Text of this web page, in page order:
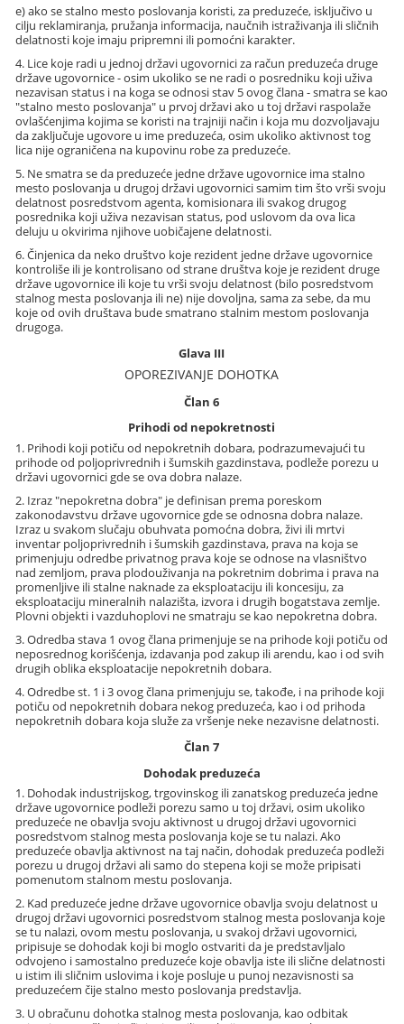
e) ako se stalno mesto poslovanja koristi, za preduzeće, isključivo u
cilju reklamiranja, pružanja informacija, naučnih istraživanja ili sličnih
delatnosti koje imaju pripremni ili pomoćni karakter.
4. Lice koje radi u jednoj državi ugovornici za račun preduzeća druge
države ugovornice - osim ukoliko se ne radi o posredniku koji uživa
nezavisan status i na koga se odnosi stav 5 ovog člana - smatra se kao
"stalno mesto poslovanja" u prvoj državi ako u toj državi raspolaže
ovlašćenjima kojima se koristi na trajniji način i koja mu dozvoljavaju
da zaključuje ugovore u ime preduzeća, osim ukoliko aktivnost tog
lica nije ograničena na kupovinu robe za preduzeće.
5. Ne smatra se da preduzeće jedne države ugovornice ima stalno
mesto poslovanja u drugoj državi ugovornici samim tim što vrši svoju
delatnost posredstvom agenta, komisionara ili svakog drugog
posrednika koji uživa nezavisan status, pod uslovom da ova lica
deluju u okvirima njihove uobičajene delatnosti.
6. Činjenica da neko društvo koje rezident jedne države ugovornice
kontroliše ili je kontrolisano od strane društva koje je rezident druge
države ugovornice ili koje tu vrši svoju delatnost (bilo posredstvom
stalnog mesta poslovanja ili ne) nije dovoljna, sama za sebe, da mu
koje od ovih društava bude smatrano stalnim mestom poslovanja
drugoga.
Glava III
OPOREZIVANJE DOHOTKA
Član 6
Prihodi od nepokretnosti
1. Prihodi koji potiču od nepokretnih dobara, podrazumevajući tu
prihode od poljoprivrednih i šumskih gazdinstava, podleže porezu u
državi ugovornici gde se ova dobra nalaze.
2. Izraz "nepokretna dobra" je definisan prema poreskom
zakonodavstvu države ugovornice gde se odnosna dobra nalaze.
Izraz u svakom slučaju obuhvata pomoćna dobra, živi ili mrtvi
inventar poljoprivrednih i šumskih gazdinstava, prava na koja se
primenjuju odredbe privatnog prava koje se odnose na vlasništvo
nad zemljom, prava plodouživanja na pokretnim dobrima i prava na
promenljive ili stalne naknade za eksploataciju ili koncesiju, za
eksploataciju mineralnih nalazišta, izvora i drugih bogatstava zemlje.
Plovni objekti i vazduhoplovi ne smatraju se kao nepokretna dobra.
3. Odredba stava 1 ovog člana primenjuje se na prihode koji potiču od
neposrednog korišćenja, izdavanja pod zakup ili arendu, kao i od svih
drugih oblika eksploatacije nepokretnih dobara.
4. Odredbe st. 1 i 3 ovog člana primenjuju se, takođe, i na prihode koji
potiču od nepokretnih dobara nekog preduzeća, kao i od prihoda
nepokretnih dobara koja služe za vršenje neke nezavisne delatnosti.
Član 7
Dohodak preduzeća
1. Dohodak industrijskog, trgovinskog ili zanatskog preduzeća jedne
države ugovornice podleži porezu samo u toj državi, osim ukoliko
preduzeće ne obavlja svoju aktivnost u drugoj državi ugovornici
posredstvom stalnog mesta poslovanja koje se tu nalazi. Ako
preduzeće obavlja aktivnost na taj način, dohodak preduzeća podleži
porezu u drugoj državi ali samo do stepena koji se može pripisati
pomenutom stalnom mestu poslovanja.
2. Kad preduzeće jedne države ugovornice obavlja svoju delatnost u
drugoj državi ugovornici posredstvom stalnog mesta poslovanja koje
se tu nalazi, ovom mestu poslovanja, u svakoj državi ugovornici,
pripisuje se dohodak koji bi moglo ostvariti da je predstavljalo
odvojeno i samostalno preduzeće koje obavlja iste ili slične delatnosti
u istim ili sličnim uslovima i koje posluje u punoj nezavisnosti sa
preduzećem čije stalno mesto poslovanja predstavlja.
3. U obračunu dohotka stalnog mesta poslovanja, kao odbitak